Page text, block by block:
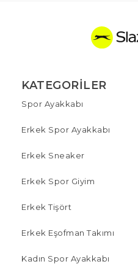
KATEGORILER
Spor Ayakkabı
Erkek Spor Ayakkabı
Erkek Sneaker
Erkek Spor Giyim
Erkek Tişört
Erkek Eşofman Takımı
Kadın Spor Ayakkabı